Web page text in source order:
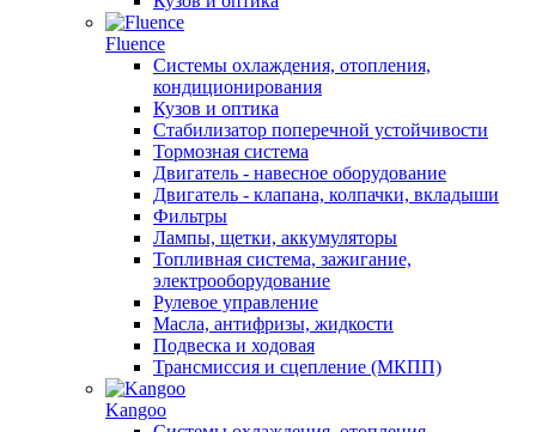
Fluence
Системы охлаждения, отопления,
кондиционирования
Кузов и оптика
Стабилизатор поперечной устойчивости
Тормозная система
Двигатель - навесное оборудование
Двигатель - клапана, колпачки, вкладыши
Фильтры
Лампы, щетки, аккумуляторы
Топливная система, зажигание,
электрооборудование
Рулевое управление
Масла, антифризы, жидкости
Подвеска и ходовая
Трансмиссия и сцепление (МКПП)
Kangoo